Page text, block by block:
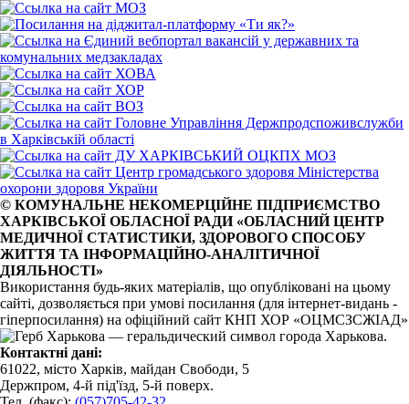
© КОМУНАЛЬНЕ НЕКОМЕРЦІЙНЕ ПІДПРИЄМСТВО
ХАРКІВСЬКОЇ ОБЛАСНОЇ РАДИ «ОБЛАСНИЙ ЦЕНТР
МЕДИЧНОЇ СТАТИСТИКИ, ЗДОРОВОГО СПОСОБУ
ЖИТТЯ ТА ІНФОРМАЦІЙНО-АНАЛІТИЧНОЇ
ДІЯЛЬНОСТІ»
Використання будь-яких матеріалів, що опубліковані на цьому
сайті, дозволяється при умові посилання (для інтернет-видань -
гіперпосилання) на офіційний сайт КНП ХОР «ОЦМСЗСЖІАД»
Контактні дані:
61022, місто Харків, майдан Свободи, 5
Держпром, 4-й під'їзд, 5-й поверх.